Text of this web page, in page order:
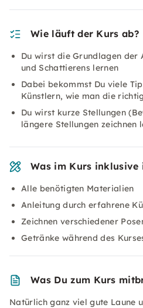
Wie läuft der Kurs ab?
Du wirst die Grundlagen der
und Schattierens lernen
Dabei bekommst Du viele
Künstlern, wie man die
Du wirst kurze Stellungen
längere Stellungen zeichnen
Was im Kurs inklusive
Alle benötigten Materialien
Anleitung durch erfahrene
Zeichnen verschiedener
Getränke während des
Was Du zum Kurs
Natürlich ganz viel gute Laune